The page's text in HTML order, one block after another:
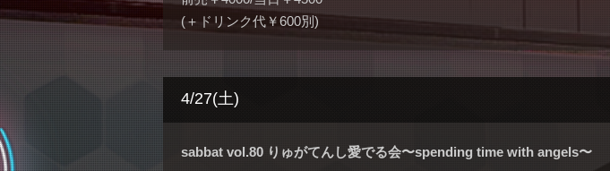
(＋ドリンク代￥600別)
4/27(土)
sabbat vol.80 りゅがてんし愛でる会〜spending time with angels〜